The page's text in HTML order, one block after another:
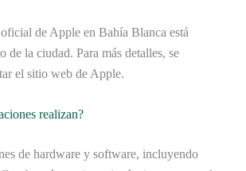
de Apple en Bahía Blanca está
de la ciudad. Para más detalles, se
el sitio web de Apple.
realizan?
de hardware y software, incluyendo